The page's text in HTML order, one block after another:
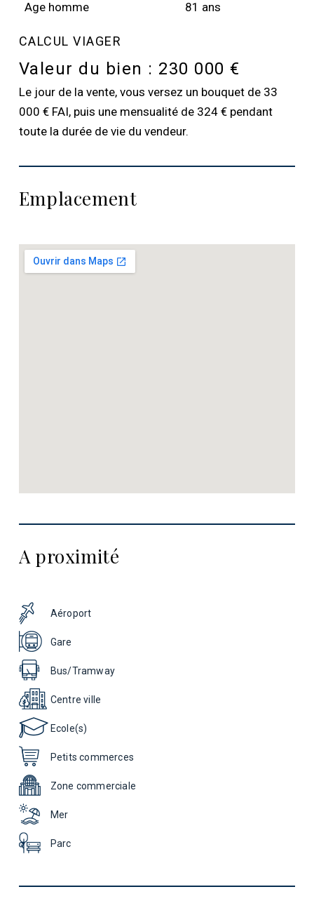
Age homme 81 ans
CALCUL VIAGER
Valeur du bien : 230 000 €
Le jour de la vente, vous versez un bouquet de 33
000 € FAI, puis une mensualité de 324 € pendant
toute la durée de vie du vendeur.
Emplacement
A proximité
Aéroport
Gare
Bus/Tramway
Centre ville
Ecole(s)
Petits commerces
Zone commerciale
Mer
Parc